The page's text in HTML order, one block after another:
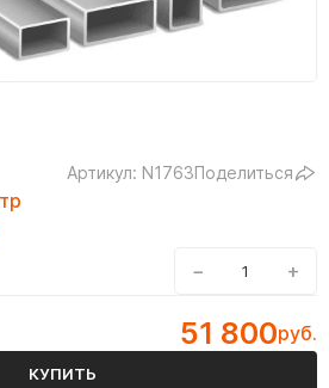
Артикул: N1763Поделиться
− +
51 800руб.
КУПИТЬ